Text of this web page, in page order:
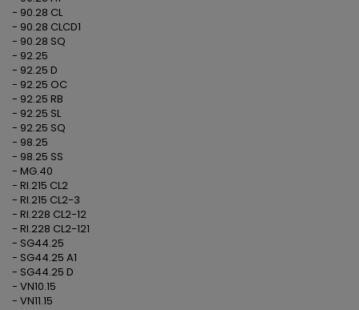
- 90.28 CL
- 90.28 CLCD1
- 90.28 SQ
- 92.25
- 92.25 D
- 92.25 OC
- 92.25 RB
- 92.25 SL
- 92.25 SQ
- 98.25
- 98.25 SS
- MG.40
- RI.215 CL2
- RI.215 CL2-3
- RI.228 CL2-12
- RI.228 CL2-121
- SG44.25
- SG44.25 A1
- SG44.25 D
- VN10.15
- VN11.15